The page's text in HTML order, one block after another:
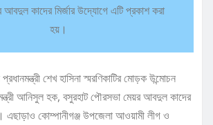
কাদের মির্জার উদ্যোগে এটি প্রকাশ করা
হয়।
শেখ হাসিনা স্মরণিকাটির মোড়ক উন্মোচন
আনিসুল হক, বসুরহাট পৌরসভা মেয়র আবদুল কাদের
এছাড়াও কোম্পানীগঞ্জ উপজেলা আওয়ামী লীগ ও